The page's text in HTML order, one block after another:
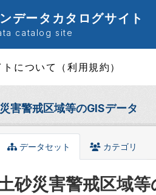
データカタログサイト
catalog site
トについて（利用規約）
害警戒区域等のGISデータ
データセット カテゴリ
砂災害警戒区域等